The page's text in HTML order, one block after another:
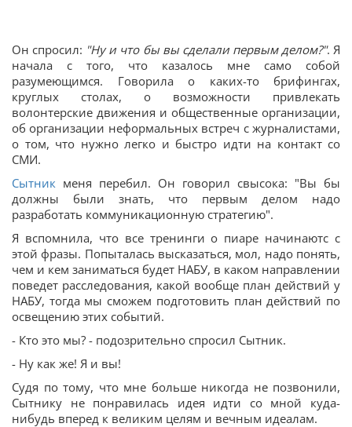
Он спросил: "Ну и что бы вы сделали первым делом?". Я
начала с того, что казалось мне само собой
разумеющимся. Говорила о каких-то брифингах,
круглых столах, о возможности привлекать
волонтерские движения и общественные организации,
об организации неформальных встреч с журналистами,
о том, что нужно легко и быстро идти на контакт со
СМИ.
Сытник меня перебил. Он говорил свысока: "Вы бы
должны были знать, что первым делом надо
разработать коммуникационную стратегию".
Я вспомнила, что все тренинги о пиаре начинаютс с
этой фразы. Попыталась высказаться, мол, надо понять,
чем и кем заниматься будет НАБУ, в каком направлении
поведет расследования, какой вообще план действий у
НАБУ, тогда мы сможем подготовить план действий по
освещению этих событий.
- Кто это мы? - подозрительно спросил Сытник.
- Ну как же! Я и вы!
Судя по тому, что мне больше никогда не позвонили,
Сытнику не понравилась идея идти со мной куда-
нибудь вперед к великим целям и вечным идеалам.